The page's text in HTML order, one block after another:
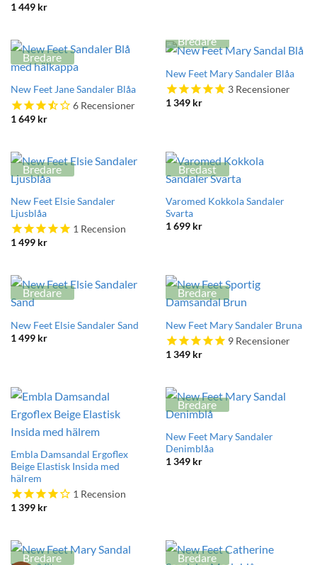
1 449 kr
Bredare
New Feet Jane Sandaler Blåa
6Recensioner
1 649 kr
Bredare
New Feet Mary Sandaler Blåa
3Recensioner
1 349 kr
Bredare
New Feet Elsie Sandaler
Ljusblåa
1 Recension
1 499 kr
Bredast
Varomed Kokkola Sandaler
Svarta
1 699 kr
Bredare
New Feet Elsie Sandaler Sand
1 499 kr
Bredare
New Feet Mary Sandaler Bruna
9Recensioner
1 349 kr
Embla Damsandal Ergoflex
Beige Elastisk Insida med
hälrem
1Recension
1 399 kr
Bredare
New Feet Mary Sandaler
Denimblåa
1 349 kr
Bredare Bredare